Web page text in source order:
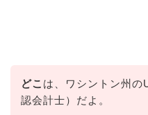
どこ は、ワシントン州の
認会計士）だよ。